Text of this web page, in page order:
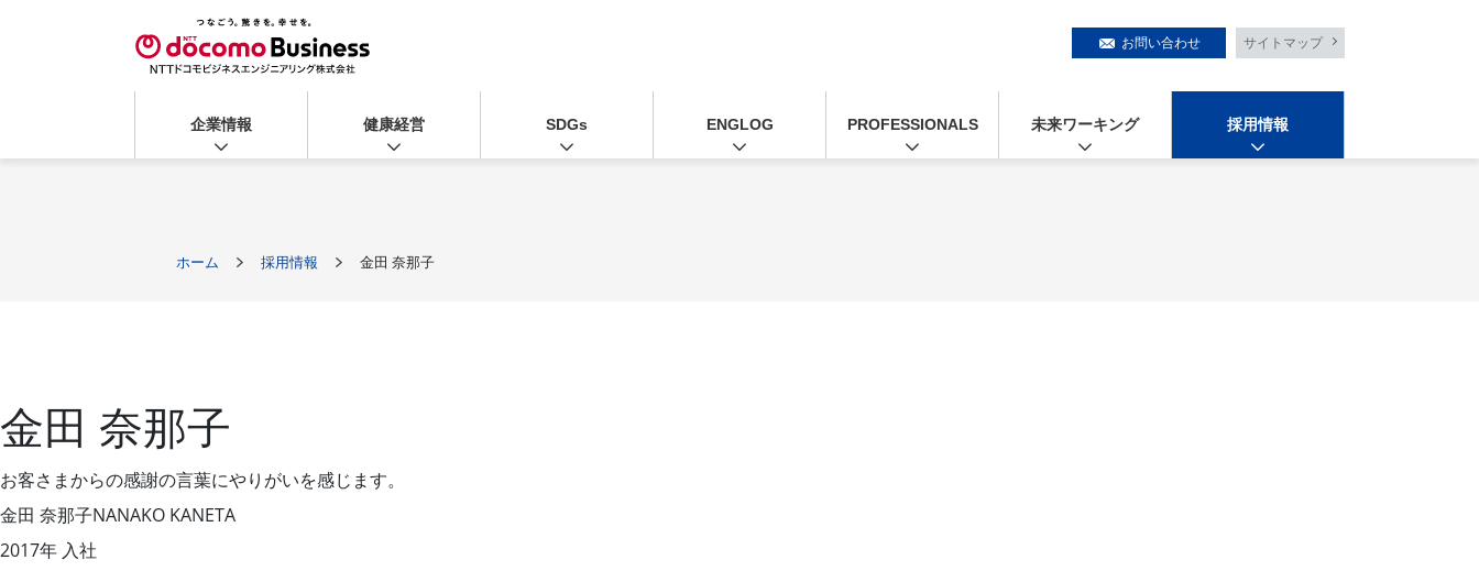
お問い合わせ サイトマップ
企業情報 健康経営 SDGs ENGLOG PROFESSIONALS 未来ワーキング 採用情報
ホーム 採用情報 金田 奈那子
金田 奈那子
お客さまからの感謝の言葉にやりがいを感じます。
金田 奈那子NANAKO KANETA
2017年 入社